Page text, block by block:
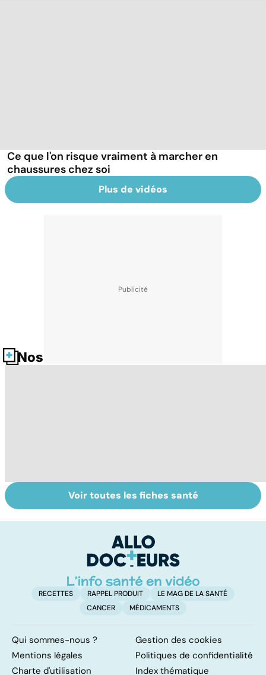
Ce que l'on risque vraiment à marcher en
chaussures chez soi
Plus de vidéos
Nos fiches santé
Suicide : prévenir
le passage à
L'avortement :
quels délais,
méthodes ?
Voir toutes les fiches santé
RECETTES RAPPEL PRODUIT
LE MAG DE LA SANTÉ
CANCER
MÉDICAMENTS
Qui sommes-nous ?
Gestion des cookies
Mentions légales
Politiques de confidentialité
Charte d'utilisation
Index thématique